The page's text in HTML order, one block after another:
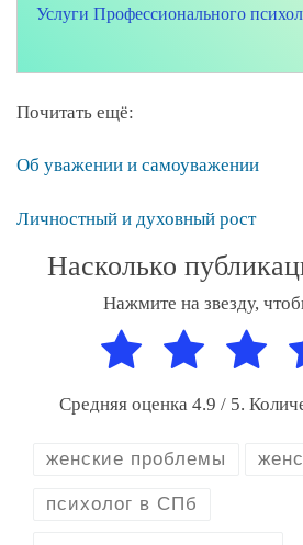
Услуги Профессионального
Почитать ещё:
Об уважении и самоуважении
Личностный и духовный рост
Насколько
Нажмите на звезду,
Средняя оценка 4.9 / 5.
женские проблемы
психолог в СПб